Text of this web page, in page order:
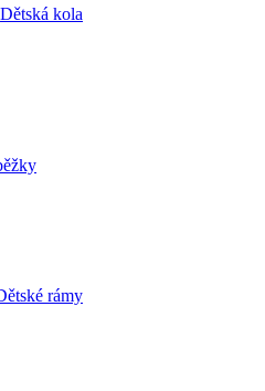
Dětská kola
rámy